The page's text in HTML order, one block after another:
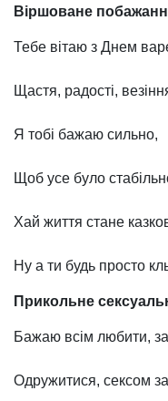
Віршоване
Тебе вітаю з Днем
Щастя, радості,
Я тобі бажаю сильно,
Щоб усе було
Хай життя стане
Ну а ти будь просто
Прикольне
Бажаю всім любити,
Одружитися, сексом